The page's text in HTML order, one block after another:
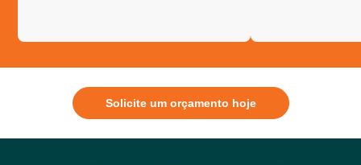
Solicite um orçamento hoje